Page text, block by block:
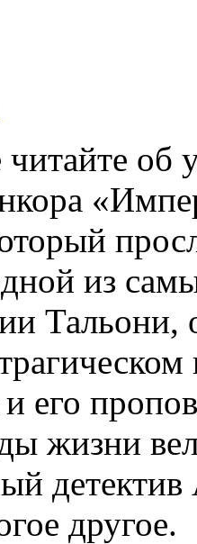
об
из
и его
жизни
детектив
другое.